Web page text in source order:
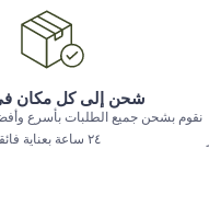
شحن إلى كل مكان
نقوم بشحن جميع الطلبات بأسرع
٢٤ ساعة بعناية فائقة